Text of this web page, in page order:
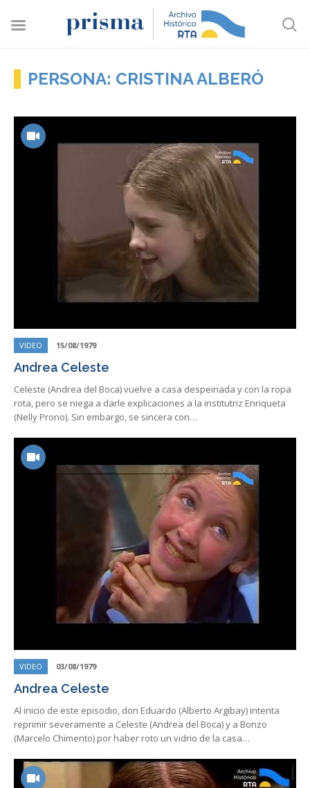
PERSONA: CRISTINA ALBERÓ
VIDEO 15/08/1979
Andrea Celeste
Celeste (Andrea del Boca) vuelve a casa despeinada y con la ropa
rota, pero se niega a darle explicaciones a la institutriz Enriqueta
(Nelly Prono). Sin embargo, se sincera con…
VIDEO 03/08/1979
Andrea Celeste
Al inicio de este episodio, don Eduardo (Alberto Argibay) intenta
reprimir severamente a Celeste (Andrea del Boca) y a Bonzo
(Marcelo Chimento) por haber roto un vidrio de la casa…